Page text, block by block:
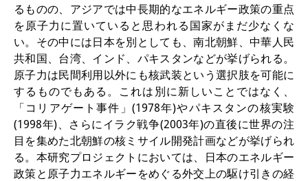
るものの、アジアでは中長期的なエネルギー政策の重点
を原子力に置いていると思われる国家がまだ少なくな
い。その中には日本を別としても、南北朝鮮、中華人民
共和国、台湾、インド、パキスタンなどが挙げられる。
原子力は民間利用以外にも核武装という選択肢を可能に
するものでもある。これは別に新しいことではなく、
「コリアゲート事件」(1978年)やパキスタンの核実験
(1998年)、さらにイラク戦争(2003年)の直後に世界の注
目を集めた北朝鮮の核ミサイル開発計画などが挙げられ
る。本研究プロジェクトにおいては、日本のエネルギー
政策と原子力エネルギーをめぐる外交上の駆け引きの経